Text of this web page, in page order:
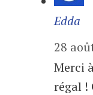
Edda
28
Merci
régal !